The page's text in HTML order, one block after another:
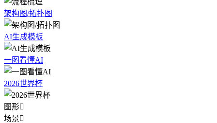
架构图/拓扑图
AI生成模板
一图看懂AI
2026世界杯
图形
场景